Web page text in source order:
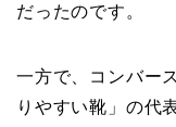
だったのです。
一方で、コンバー
りやすい靴」の代